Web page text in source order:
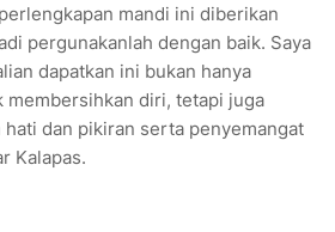
mandi ini diberikan
pergunakanlah dengan baik. Saya
dapatkan ini bukan hanya
membersihkan diri, tetapi juga
dan pikiran serta penyemangat
Kalapas.